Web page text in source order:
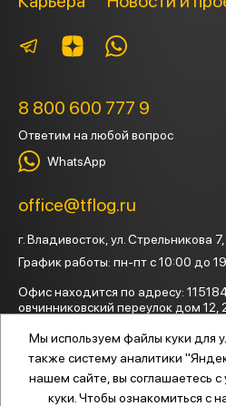
8 800 600 777 9
Ответим на любой вопрос
WhatsApp
office@tflog.ru
г. Владивосток, ул. Стрельникова 7
График работы: пн-пт с 10:00 до
Офис находится по адресу:
овчинниковский переулок дом 12,
Мы используем файлы куки для
также систему аналитики
нашем сайте, вы соглашаетесь с
куки. Чтобы ознакомиться с